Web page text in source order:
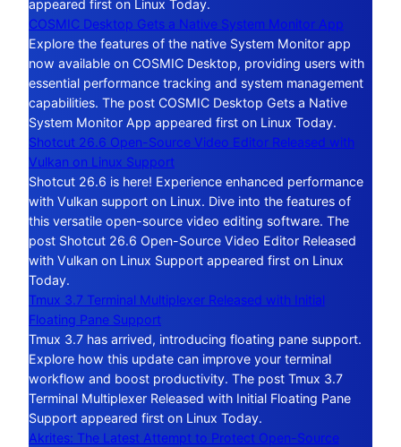
appeared first on Linux Today.
COSMIC Desktop Gets a Native System Monitor App
Explore the features of the native System Monitor app
now available on COSMIC Desktop, providing users with
essential performance tracking and system management
capabilities. The post COSMIC Desktop Gets a Native
System Monitor App appeared first on Linux Today.
Shotcut 26.6 Open-Source Video Editor Released with
Vulkan on Linux Support
Shotcut 26.6 is here! Experience enhanced performance
with Vulkan support on Linux. Dive into the features of
this versatile open-source video editing software. The
post Shotcut 26.6 Open-Source Video Editor Released
with Vulkan on Linux Support appeared first on Linux
Today.
Tmux 3.7 Terminal Multiplexer Released with Initial
Floating Pane Support
Tmux 3.7 has arrived, introducing floating pane support.
Explore how this update can improve your terminal
workflow and boost productivity. The post Tmux 3.7
Terminal Multiplexer Released with Initial Floating Pane
Support appeared first on Linux Today.
Akrites: The Latest Attempt to Protect Open-Source